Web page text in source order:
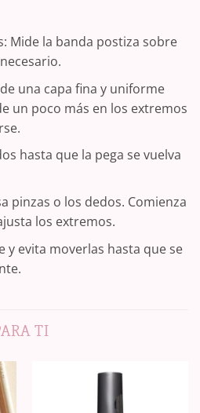
Mide la banda postiza sobre
una capa fina y uniforme
un poco más en los extremos
hasta que la pega se vuelva
pinzas o los dedos. Comienza
los extremos.
y evita moverlas hasta que se
TI